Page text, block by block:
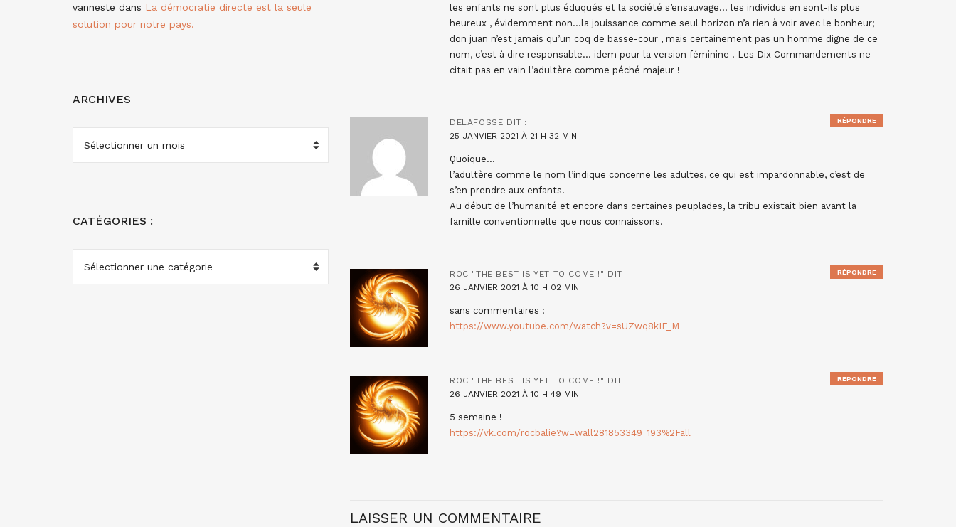
les enfants ne sont plus éduqués et la société s’ensauvage… les individus en sont-ils plus
heureux , évidemment non…la jouissance comme seul horizon n’a rien à voir avec le bonheur;
don juan n’est jamais qu’un coq de basse-cour , mais certainement pas un homme digne de ce
nom, c’est à dire responsable… idem pour la version féminine ! Les Dix Commandements ne
citait pas en vain l’adultère comme péché majeur !
DELAFOSSE DIT :
25 JANVIER 2021 À 21 H 32 MIN
Quoique…
l’adultère comme le nom l’indique concerne les adultes, ce qui est impardonnable, c’est de
s’en prendre aux enfants.
Au début de l’humanité et encore dans certaines peuplades, la tribu existait bien avant la
famille conventionnelle que nous connaissons.
RÉPONDRE
ROC "THE BEST IS YET TO COME !" DIT :
26 JANVIER 2021 À 10 H 02 MIN
sans commentaires :
https://www.youtube.com/watch?v=sUZwq8kIF_M
RÉPONDRE
ROC "THE BEST IS YET TO COME !" DIT :
26 JANVIER 2021 À 10 H 49 MIN
5 semaine !
https://vk.com/rocbalie?w=wall281853349_193%2Fall
RÉPONDRE
LAISSER UN COMMENTAIRE
vanneste dans La démocratie directe est la seule
solution pour notre pays.
ARCHIVES
ARCHIVES
CATÉGORIES :
CATÉGORIES